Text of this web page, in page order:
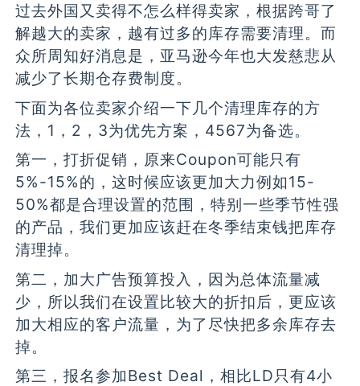
过去外国又卖得不怎么样得卖家，根据跨哥了
解越大的卖家，越有过多的库存需要清理。而
众所周知好消息是，亚马逊今年也大发慈悲从
减少了长期仓存费制度。
下面为各位卖家介绍一下几个清理库存的方
法，1，2，3为优先方案，4567为备选。
第一，打折促销，原来Coupon可能只有
5%-15%的，这时候应该更加大力例如15-
50%都是合理设置的范围，特别一些季节性强
的产品，我们更加应该赶在冬季结束钱把库存
清理掉。
第二，加大广告预算投入，因为总体流量减
少，所以我们在设置比较大的折扣后，更应该
加大相应的客户流量，为了尽快把多余库存去
掉。
第三，报名参加Best Deal，相比LD只有4小